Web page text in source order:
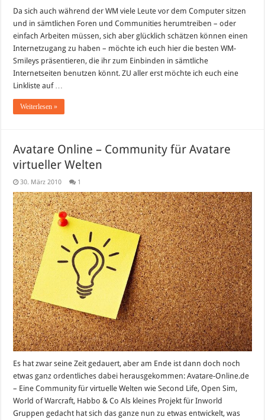
–
Smilies
für
die
WM
Da sich auch während der WM viele Leute vor dem Computer sitzen
und in sämtlichen Foren und Communities herumtreiben – oder
einfach Arbeiten müssen, sich aber glücklich schätzen können einen
Internetzugang zu haben – möchte ich euch hier die besten WM-
Smileys präsentieren, die ihr zum Einbinden in sämtliche
Internetseiten benutzen könnt. ZU aller erst möchte ich euch eine
Linkliste auf …
Weiterlesen »
Avatare Online – Community für Avatare
virtueller Welten
30. März 2010 1
Es hat zwar seine Zeit gedauert, aber am Ende ist dann doch noch
etwas ganz ordentliches dabei herausgekommen: Avatare-Online.de
– Eine Community für virtuelle Welten wie Second Life, Open Sim,
World of Warcraft, Habbo & Co Als kleines Projekt für Inworld
Gruppen gedacht hat sich das ganze nun zu etwas entwickelt, was